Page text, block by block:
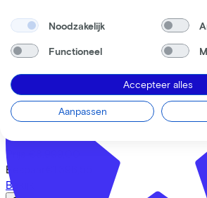
Trek Fuel+ EX 9.8 XT Di2
Leaseprijs p/m vanaf
€201,75
Prijs
Bespaar
Bekijk
Noodzakelijk
Functioneel
Accepteer alles
Aanpassen